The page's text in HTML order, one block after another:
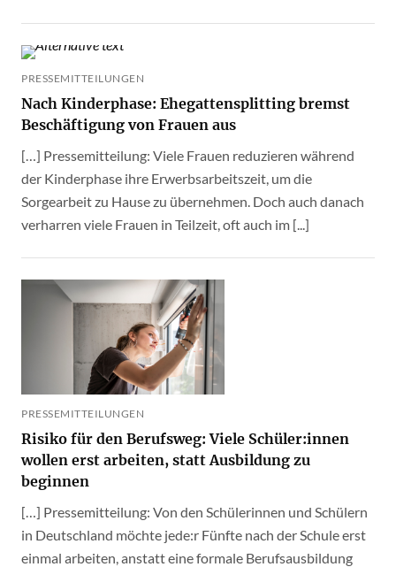
PRESSEMITTEILUNGEN
Nach Kinderphase: Ehegattensplitting bremst
Beschäftigung von Frauen aus
[…] Pressemitteilung: Viele Frauen reduzieren während
der Kinderphase ihre Erwerbsarbeitszeit, um die
Sorgearbeit zu Hause zu übernehmen. Doch auch danach
verharren viele Frauen in Teilzeit, oft auch im [...]
PRESSEMITTEILUNGEN
Risiko für den Berufsweg: Viele Schüler:innen
wollen erst arbeiten, statt Ausbildung zu
beginnen
[…] Pressemitteilung: Von den Schülerinnen und Schülern
in Deutschland möchte jede:r Fünfte nach der Schule erst
einmal arbeiten, anstatt eine formale Berufsausbildung